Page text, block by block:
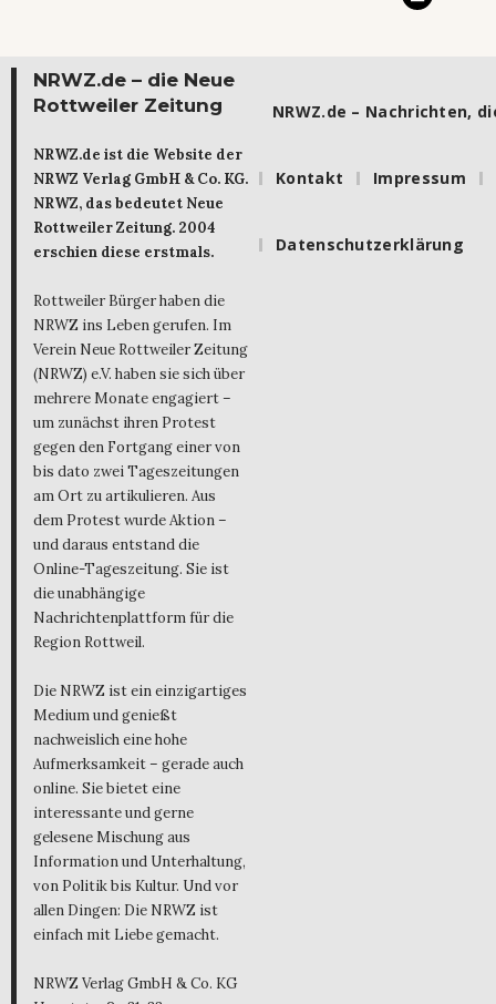
NRWZ.de – die Neue
Rottweiler Zeitung
NRWZ.de ist die Website der
NRWZ Verlag GmbH & Co. KG.
NRWZ, das bedeutet Neue
Rottweiler Zeitung. 2004
erschien diese erstmals.
Rottweiler Bürger haben die
NRWZ ins Leben gerufen. Im
Verein Neue Rottweiler Zeitung
(NRWZ) e.V. haben sie sich über
mehrere Monate engagiert –
um zunächst ihren Protest
gegen den Fortgang einer von
bis dato zwei Tageszeitungen
am Ort zu artikulieren. Aus
dem Protest wurde Aktion –
und daraus entstand die
Online-Tageszeitung. Sie ist
die unabhängige
Nachrichtenplattform für die
Region Rottweil.
Die NRWZ ist ein einzigartiges
Medium und genießt
nachweislich eine hohe
Aufmerksamkeit – gerade auch
online. Sie bietet eine
interessante und gerne
gelesene Mischung aus
Information und Unterhaltung,
von Politik bis Kultur. Und vor
allen Dingen: Die NRWZ ist
einfach mit Liebe gemacht.
NRWZ Verlag GmbH & Co. KG
NRWZ.de – Nachrichten,
Kontakt Impressum
Datenschutzerklärung